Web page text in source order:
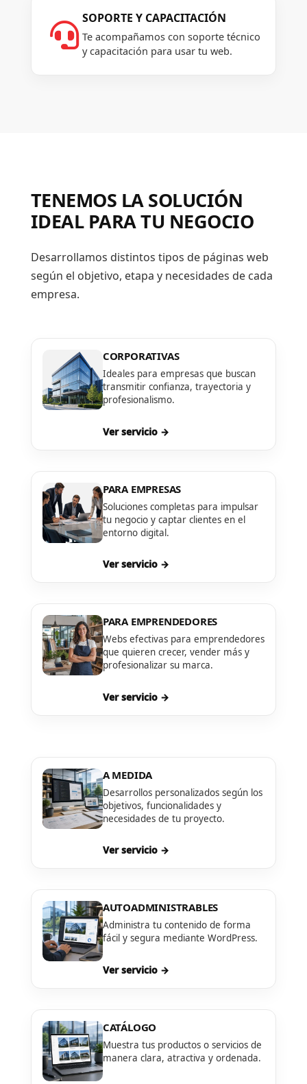

SOPORTE Y CAPACITACIÓN
Te acompañamos con soporte técnico
y capacitación para usar tu web.
TENEMOS LA SOLUCIÓN
IDEAL PARA TU NEGOCIO
Desarrollamos distintos tipos de páginas web
según el objetivo, etapa y necesidades de cada
empresa.
CORPORATIVAS
Ideales para empresas que buscan
transmitir confianza, trayectoria y
profesionalismo.
Ver servicio →
PARA EMPRESAS
Soluciones completas para impulsar
tu negocio y captar clientes en el
entorno digital.
Ver servicio →
PARA EMPRENDEDORES
Webs efectivas para emprendedores
que quieren crecer, vender más y
profesionalizar su marca.
Ver servicio →
A MEDIDA
Desarrollos personalizados según los
objetivos, funcionalidades y
necesidades de tu proyecto.
Ver servicio →
AUTOADMINISTRABLES
Administra tu contenido de forma
fácil y segura mediante WordPress.
Ver servicio →
CATÁLOGO
Muestra tus productos o servicios de
manera clara, atractiva y ordenada.